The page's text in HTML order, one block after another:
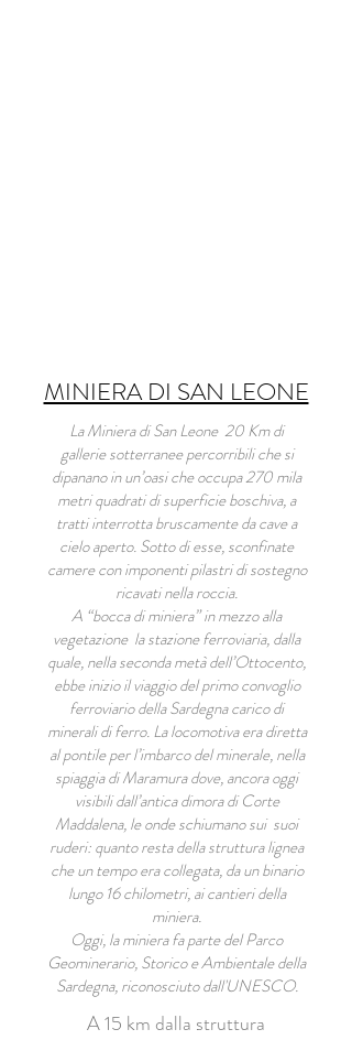
MINIERA DI SAN LEONE
La Miniera di San Leone 20 Km di
gallerie sotterranee percorribili che si
dipanano in un’oasi che occupa 270 mila
metri quadrati di superficie boschiva, a
tratti interrotta bruscamente da cave a
cielo aperto. Sotto di esse, sconfinate
camere con imponenti pilastri di sostegno
ricavati nella roccia.
A “bocca di miniera” in mezzo alla
vegetazione la stazione ferroviaria, dalla
quale, nella seconda metà dell’Ottocento,
ebbe inizio il viaggio del primo convoglio
ferroviario della Sardegna carico di
minerali di ferro. La locomotiva era diretta
al pontile per l’imbarco del minerale, nella
spiaggia di Maramura dove, ancora oggi
visibili dall’antica dimora di Corte
Maddalena, le onde schiumano sui suoi
ruderi: quanto resta della struttura lignea
che un tempo era collegata, da un binario
lungo 16 chilometri, ai cantieri della
miniera.
Oggi, la miniera fa parte del Parco
Geominerario, Storico e Ambientale della
Sardegna, riconosciuto dall'UNESCO.
A 15 km dalla struttura